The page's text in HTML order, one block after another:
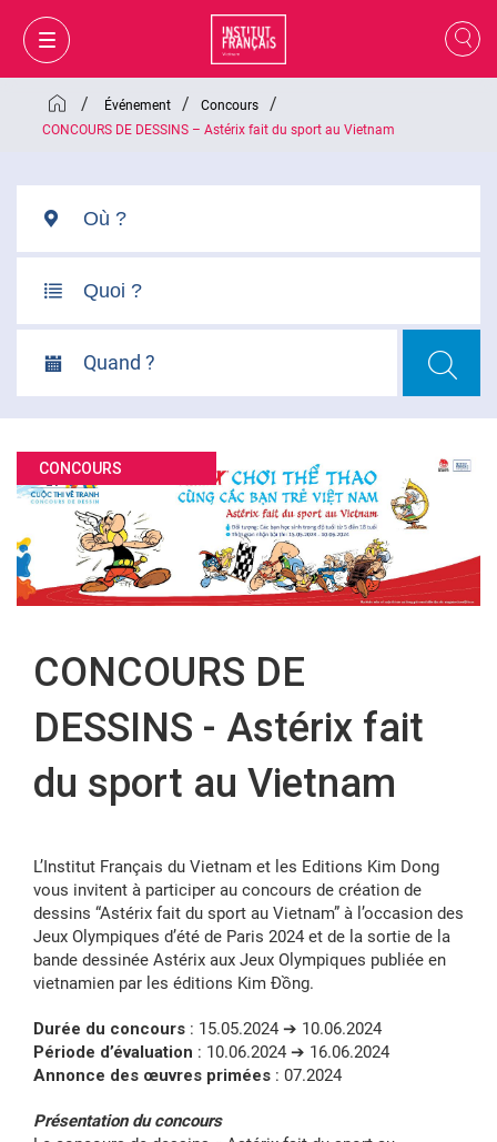
MON PANIER CONNEXION
FR
VI
/ Événement / Concours /
CONCOURS DE DESSINS – Astérix fait du sport au Vietnam
Quand ?
CONCOURS
CONCOURS DE
DESSINS - Astérix fait
du sport au Vietnam
L’Institut Français du Vietnam et les Editions Kim Dong
vous invitent à participer au concours de création de
dessins “Astérix fait du sport au Vietnam” à l’occasion des
Jeux Olympiques d’été de Paris 2024 et de la sortie de la
bande dessinée Astérix aux Jeux Olympiques publiée en
vietnamien par les éditions Kim Đồng.
Durée du concours : 15.05.2024 ➔ 10.06.2024
Période d’évaluation : 10.06.2024 ➔ 16.06.2024
Annonce des œuvres primées : 07.2024
Présentation du concours